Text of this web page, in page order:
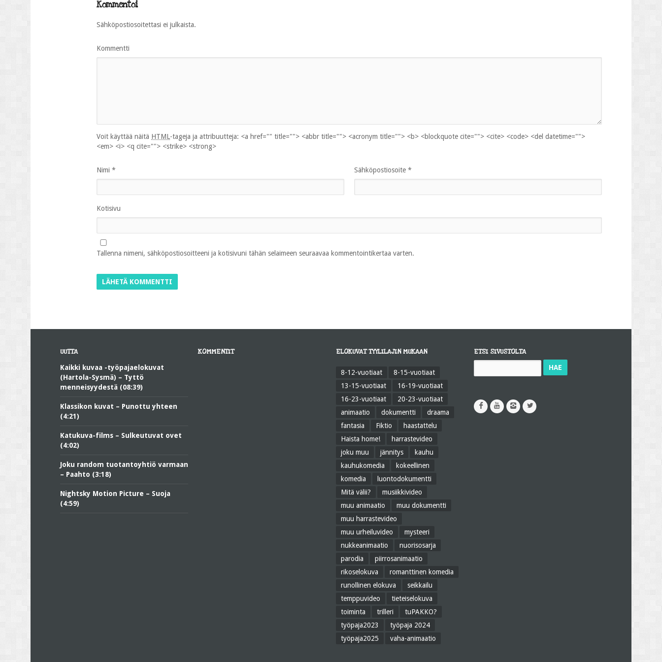
Kommentoi
Sähköpostiosoitettasi ei julkaista.
Kommentti
Voit käyttää näitä HTML-tageja ja attribuutteja: <a href="" title=""> <abbr title=""> <acronym title=""> <b> <blockquote cite=""> <cite> <code> <del datetime="">
<em> <i> <q cite=""> <strike> <strong>
Nimi * Sähköpostiosoite *
Kotisivu
Tallenna nimeni, sähköpostiosoitteeni ja kotisivuni tähän selaimeen seuraavaa kommentointikertaa varten.
UUTTA
Kaikki kuvaa -työpajaelokuvat
(Hartola-Sysmä) – Tyttö
menneisyydestä (08:39)
Klassikon kuvat – Punottu yhteen
(4:21)
Katukuva-films – Sulkeutuvat ovet
(4:02)
Joku random tuotantoyhtiö varmaan
– Paahto (3:18)
Nightsky Motion Picture – Suoja
(4:59)
KOMMENTIT ELOKUVAT TYYLILAJIN MUKAAN
8-12-vuotiaat
8-15-vuotiaat
13-15-vuotiaat
16-19-vuotiaat
16-23-vuotiaat
20-23-vuotiaat
animaatio
dokumentti
draama
fantasia
Fiktio
haastattelu
Haista home!
harrastevideo
joku muu
jännitys
kauhu
kauhukomedia
kokeellinen
komedia
luontodokumentti
Mitä välii?
musiikkivideo
muu animaatio
muu dokumentti
muu harrastevideo
muu urheiluvideo
mysteeri
nukkeanimaatio
nuorisosarja
parodia
piirrosanimaatio
rikoselokuva
romanttinen komedia
runollinen elokuva
seikkailu
temppuvideo
tieteiselokuva
toiminta
trilleri
tuPAKKO?
työpaja2023
työpaja 2024
työpaja2025
vaha-animaatio
ETSI SIVUSTOLTA